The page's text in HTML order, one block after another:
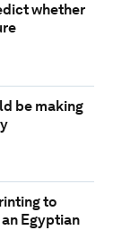
whether
be making
to
Egyptian